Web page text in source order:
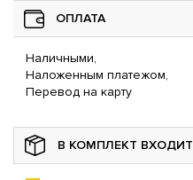
ОПЛАТА
Наличными,
Наложенным платежом,
Перевод на карту
В КОМПЛЕКТ ВХОДИТ